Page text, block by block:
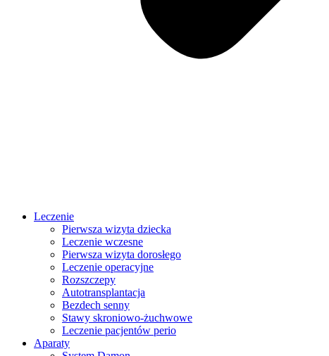
Leczenie
Pierwsza wizyta dziecka
Leczenie wczesne
Pierwsza wizyta dorosłego
Leczenie operacyjne
Rozszczepy
Autotransplantacja
Bezdech senny
Stawy skroniowo-żuchwowe
Leczenie pacjentów perio
Aparaty